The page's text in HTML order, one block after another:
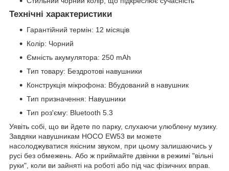
Технічні характеристики
Гарантійний термін: 12 місяців
Колір: Чорний
Ємність акумулятора: 250 mAh
Тип товару: Бездротові навушники
Конструкція мікрофона: Вбудований в навушник
Тип призначення: Навушники
Тип роз'єму: Bluetooth 5.3
Уявіть собі, що ви йдете по парку, слухаючи улюблену музику.
Завдяки навушникам HOCO EW53 ви можете
насолоджуватися якісним звуком, при цьому залишаючись у
русі без обмежень. Або ж приймайте дзвінки в режимі "вільні
руки", коли ви зайняті на роботі або під час фізичних вправ.